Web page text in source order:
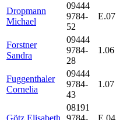
Dropmann
Michael
09444
9784-
52
E.07
Forstner
Sandra
09444
9784-
28
1.06
Fuggenthaler
Cornelia
09444
9784-
43
1.07
08191